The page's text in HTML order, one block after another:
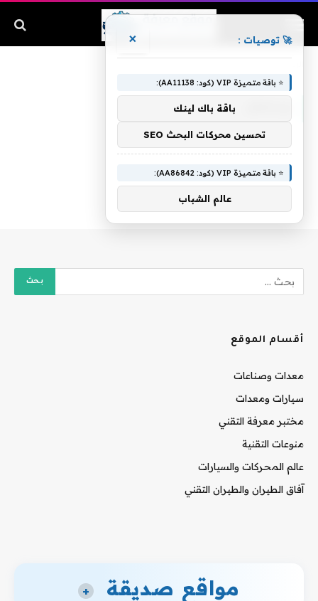
أقسام الموقع
معدات وصناعات
سيارات ومعدات
مختبر معرفة التقني
منوعات التقنية
عالم المحركات والسيارات
آفاق الطيران والطيران التقني
مواقع صديقة +
🚀 توصيات : ×
⭐ باقة متميزة VIP (كود: AA11138):
باقة باك لينك
تحسين محركات البحث SEO
⭐ باقة متميزة VIP (كود: AA86842):
عالم الشباب